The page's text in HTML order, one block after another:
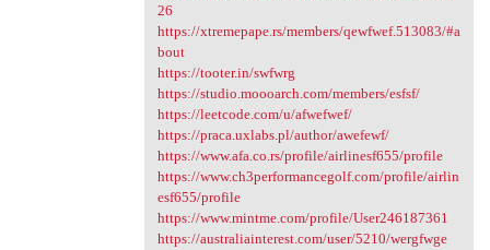
26
https://xtremepape.rs/members/qewfwef.513083/#a
bout
https://tooter.in/swfwrg
https://studio.moooarch.com/members/esfsf/
https://leetcode.com/u/afwefwef/
https://praca.uxlabs.pl/author/awefewf/
https://www.afa.co.rs/profile/airlinesf655/profile
https://www.ch3performancegolf.com/profile/airlin
esf655/profile
https://www.mintme.com/profile/User246187361
https://australiainterest.com/user/5210/wergfwge